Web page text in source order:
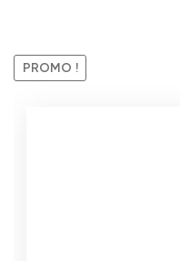
PROMO !